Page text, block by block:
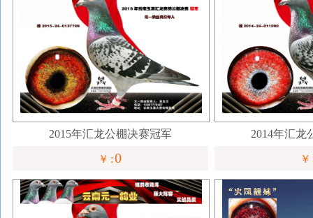
2015年汇龙公棚决赛冠军
￥:0
2014年汇龙